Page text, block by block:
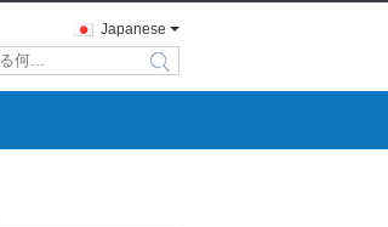
Japanese
search